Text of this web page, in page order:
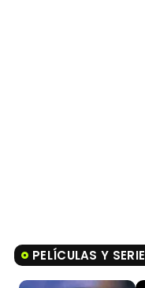
PELÍCULAS Y SERIES